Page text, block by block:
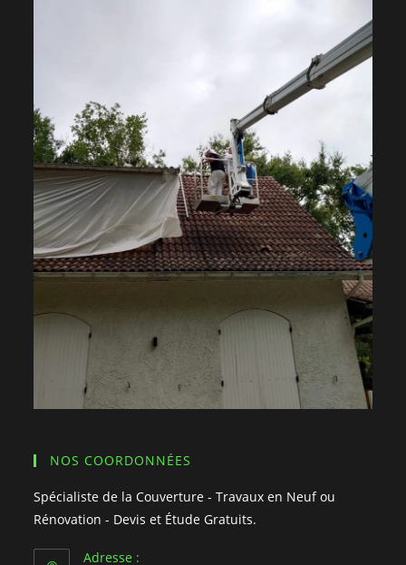
NOS COORDONNÉES
Spécialiste de la Couverture - Travaux en Neuf ou
Rénovation - Devis et Étude Gratuits.
Adresse :